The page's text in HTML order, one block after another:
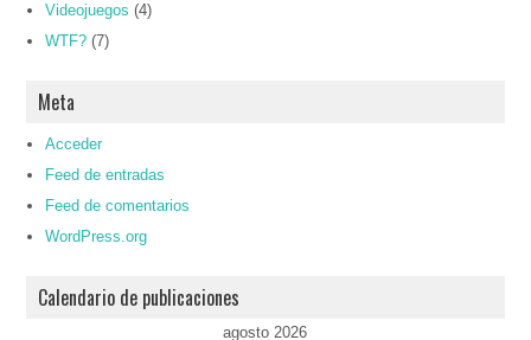
Videojuegos (4)
WTF? (7)
Meta
Acceder
Feed de entradas
Feed de comentarios
WordPress.org
Calendario de publicaciones
agosto 2026